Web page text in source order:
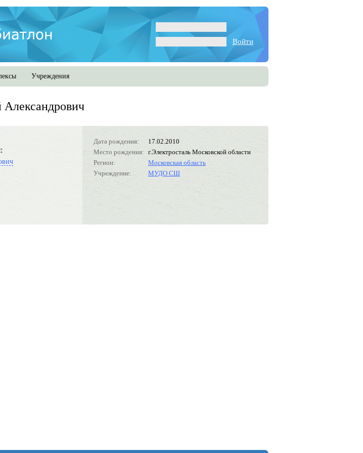
Войти
Учреждения
Дата рождения:
17.02.2010
Место рождения: г.Электросталь Московской области
Регион:
Московская область
Учреждение:
МУДО СШ